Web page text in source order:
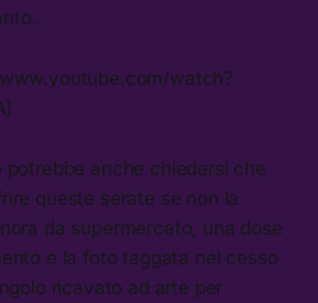
watch?
potrebbe anche chiedersi che
queste serate se non la
da supermercato, una dose
e la foto taggata nel cesso
ricavato ad arte per